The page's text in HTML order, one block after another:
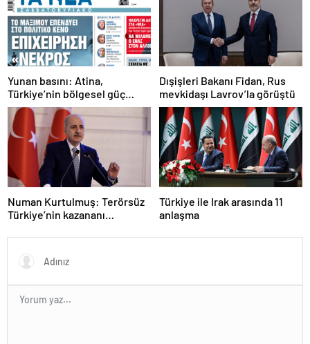
Yunan basını: Atina,
Türkiye’nin bölgesel güç
olmasını durduramadı
Dışişleri Bakanı Fidan, Rus
mevkidaşı Lavrov’la görüştü
Numan Kurtulmuş: Terörsüz
Türkiye’nin kazananı
Türkiye ile Irak arasında 11
anlaşma